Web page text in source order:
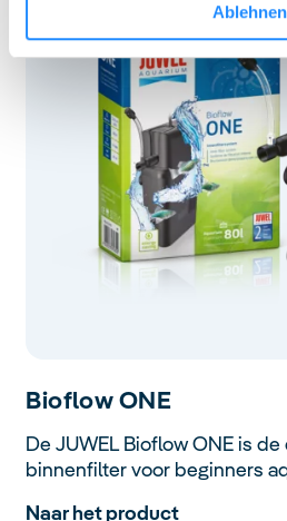
Ablehnen
BioflowONE
De JUWEL Bioflow ONE is
binnenfilter voor beginners
Naar het product